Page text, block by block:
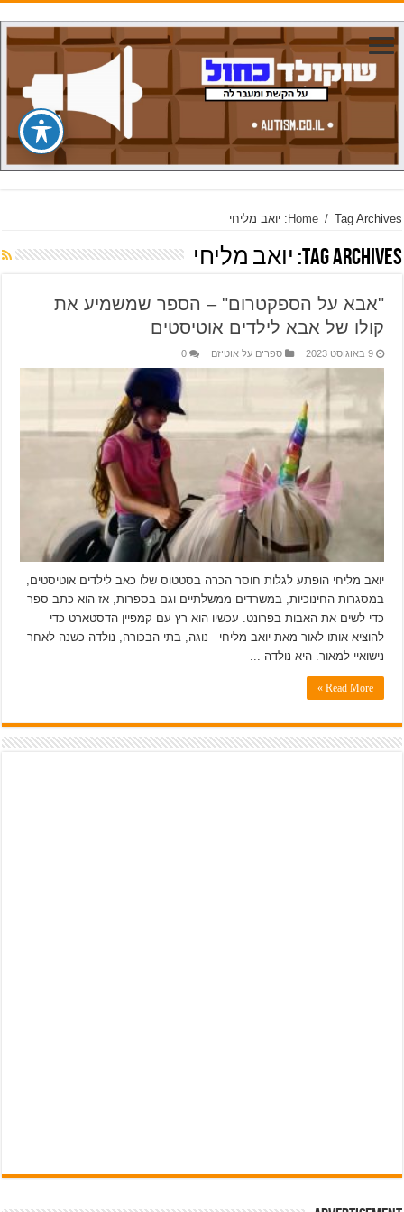
Home / Tag Archives: יואב מליחי
Tag Archives: יואב מליחי
"אבא על הספקטרום" – הספר שמשמיע את
קולו של אבא לילדים אוטיסטים
9 באוגוסט 2023 ספרים על אוטיזם 0
יואב מליחי הופתע לגלות חוסר הכרה בסטטוס שלו כאב לילדים אוטיסטים,
במסגרות החינוכיות, במשרדים ממשלתיים וגם בספרות, אז הוא כתב ספר
כדי לשים את האבות בפרונט. עכשיו הוא רץ עם קמפיין הדסטארט כדי
להוציא אותו לאור מאת יואב מליחי נוגה, בתי הבכורה, נולדה כשנה לאחר
נישואיי למאור. היא נולדה ...
Read More »